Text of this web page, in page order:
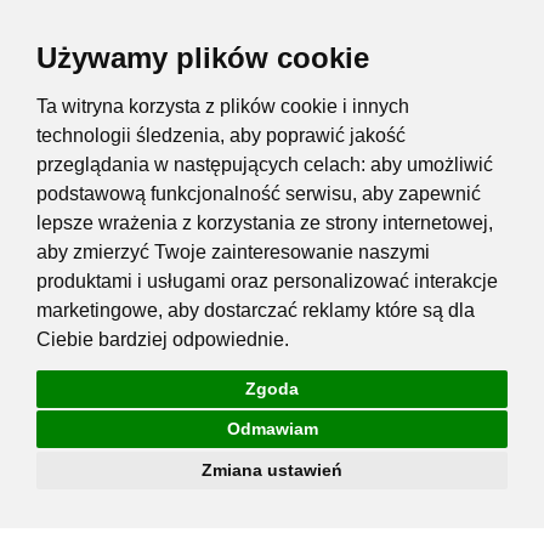
Używamy plików cookie
Ta witryna korzysta z plików cookie i innych
technologii śledzenia, aby poprawić jakość
przeglądania w następujących celach: aby umożliwić
podstawową funkcjonalność serwisu, aby zapewnić
lepsze wrażenia z korzystania ze strony internetowej,
aby zmierzyć Twoje zainteresowanie naszymi
produktami i usługami oraz personalizować interakcje
marketingowe, aby dostarczać reklamy które są dla
Ciebie bardziej odpowiednie.
Zgoda
Odmawiam
Zmiana ustawień